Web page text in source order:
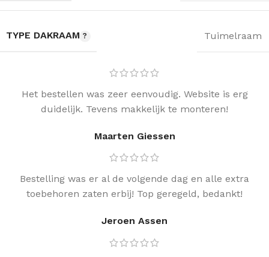
TYPE DAKRAAM Tuimelraam
Het bestellen was zeer eenvoudig. Website is erg
duidelijk. Tevens makkelijk te monteren!
Maarten Giessen
Bestelling was er al de volgende dag en alle extra
toebehoren zaten erbij! Top geregeld, bedankt!
Jeroen Assen